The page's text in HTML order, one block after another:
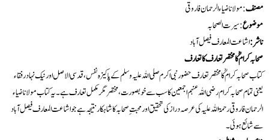
مصنف: مولانا ضیاءالرحمان فاروقی
موضوع: سیرت الصحابہ
ناشر:اشاعت المعارف فیصل آباد
صحابہ کرامؓ کا مختصر تعارف کا تعارف
کتاب صحابہ کرامؓ کا مختصر تعارف حضور نبی اکرم صلی اللہ علیہ وسلم کے پاکیزہ نفس، قدسی الاصل اور نیک نہاد رفقاء
یعنی تمام صحابہ کرام رضی اللہ عنہم اجمعین کا سب سے خوبصورت، مختصر مگر مکمل تعارف ہے۔ یہ کتاب مولانا ضیاء
الرحمان فاروقی رحمۃ اللہ علیہ کی عرصہ دراز کی تحقیق اور محبتِ صحابہ کا شاہکار نتیجہ ہے جو اشاعت المعارف فیصل آباد
سے شائع ہوئی۔